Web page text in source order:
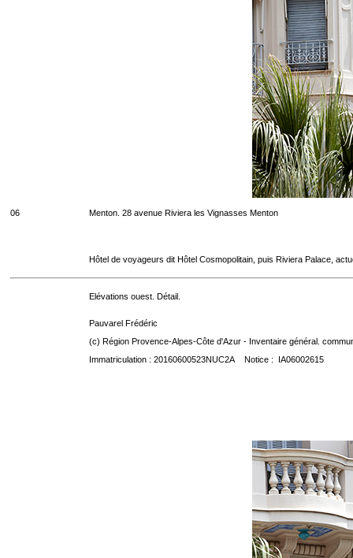
06 Menton. 28 avenue Riviera les Vignasses Menton
Hôtel de voyageurs dit Hôtel Cosmopolitain, puis Riviera Palace,
Elévations ouest. Détail.
Pauvarel Frédéric
(c) Région Provence-Alpes-Côte d'Azur - Inventaire général.
Immatriculation : 20160600523NUC2A Notice : IA06002615